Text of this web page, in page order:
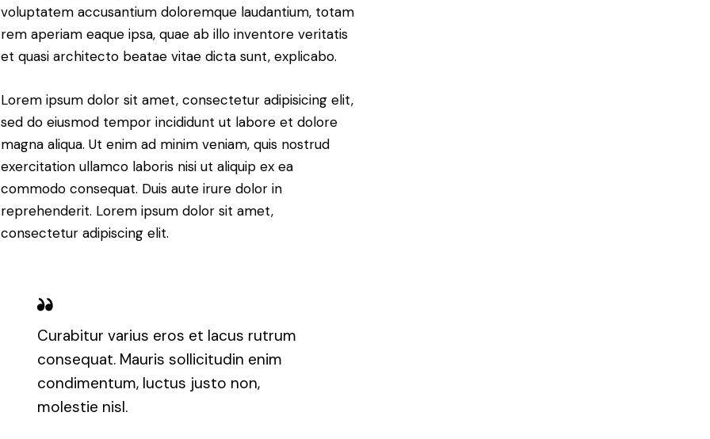
voluptatem accusantium doloremque laudantium, totam
rem aperiam eaque ipsa, quae ab illo inventore veritatis
et quasi architecto beatae vitae dicta sunt, explicabo.
Lorem ipsum dolor sit amet, consectetur adipisicing elit,
sed do eiusmod tempor incididunt ut labore et dolore
magna aliqua. Ut enim ad minim veniam, quis nostrud
exercitation ullamco laboris nisi ut aliquip ex ea
commodo consequat. Duis aute irure dolor in
reprehenderit. Lorem ipsum dolor sit amet,
consectetur adipiscing elit.
Curabitur varius eros et lacus rutrum
consequat. Mauris sollicitudin enim
condimentum, luctus justo non,
molestie nisl.